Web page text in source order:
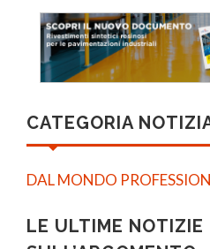
CATEGORIA
DAL MONDO
LE ULTIME NOTIZIE